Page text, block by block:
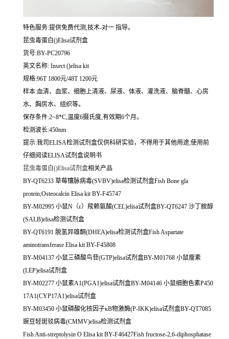
特色服务:提供免费代测,技术-对一 指导。
昆虫毒蛋白()Elisa试剂盒
货号:BY-PC20796
英文名称: Insect ()elisa kit
规格:96T 1800元/48T 1200元
样本:血清、血浆、细胞上清液、尿液、体液、灌洗液、脑脊髓、心房
水、胸房水、组织等。
保存条件:2~8*C,温度6摄氏度,有效期6个月。
检测波长:450nm
提示:我司ELISA检测试剂盒仅供科研实验，不得用于其他用途;使用前
仔细阅读ELISA试剂盒说明书
昆虫毒蛋白()Elisa试剂盒相关产品
BY-QT6233 草莓镶脉病毒(SVBV)elisa检测试剂盒Fish Bone gla
protein;Osteocalcin Elisa kit BY-F45747
BY-M02995 小鼠N（ε）羧赖氨酸(CEL)elisa试剂盒BY-QT6247 沙丁胺醇
(SALB)elisa检测试剂盒
BY-QT6191 脱氢异雄酮(DHEA)elisa检测试剂盒Fish Aspartate
aminotransferase Elisa kit BY-F45808
BY-M04137 小鼠三磷酸鸟苷(GTP)elisa试剂盒BY-M01768 小鼠瘦素
(LEP)elisa试剂盒
BY-M02277 小鼠素A1(PGA1)elisa试剂盒BY-M04146 小鼠细胞色素P450
17A1(CYP17A1)elisa试剂盒
BY-M03450 小鼠磷酸化核因子κB物激酶(P-IKK)elisa试剂盒BY-QT7085
豌豆轻斑驳病毒(CMMV)elisa检测试剂盒
Fish Anti-streptolysin O Elisa kit BY-F46427Fish fructose-2,6-diphosphatase